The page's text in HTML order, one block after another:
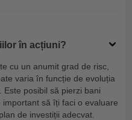
în acțiuni?
cu un anumit grad de risc,
varia în funcție de evoluția
Este posibil să pierzi bani
să îți faci o evaluare
de investiții adecvat.